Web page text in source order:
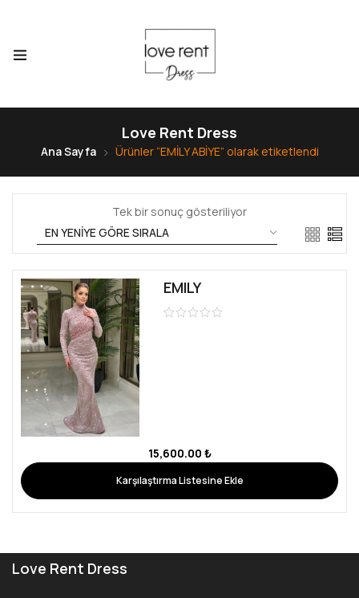
Love Rent Dress
Ana Sayfa Ürünler “EMİLY ABİYE” olarak etiketlendi
Tek bir sonuç gösteriliyor
EMILY
15,600.00 ₺
Karşılaştırma Listesine Ekle
Love Rent Dress